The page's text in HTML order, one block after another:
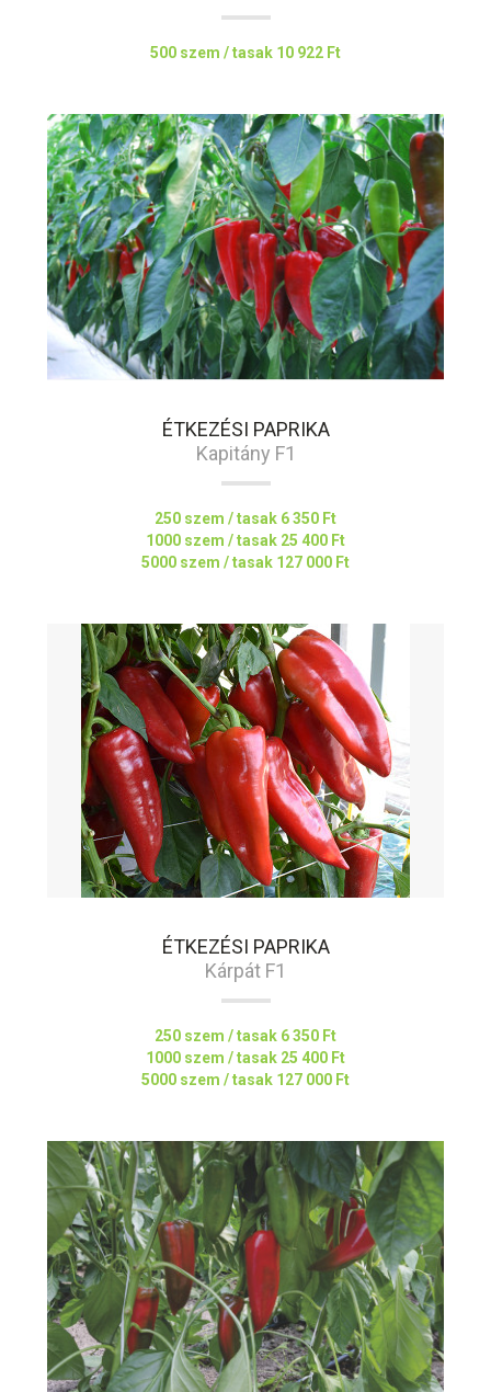
500 szem / tasak 10 922 Ft
ÉTKEZÉSI PAPRIKA
Kapitány F1
250 szem / tasak 6 350 Ft
1000 szem / tasak 25 400 Ft
5000 szem / tasak 127 000 Ft
ÉTKEZÉSI PAPRIKA
Kárpát F1
250 szem / tasak 6 350 Ft
1000 szem / tasak 25 400 Ft
5000 szem / tasak 127 000 Ft